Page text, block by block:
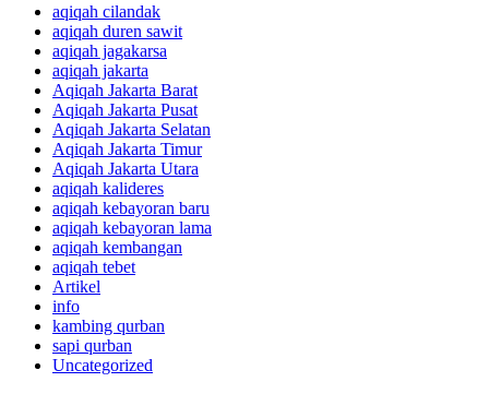
aqiqah cilandak
aqiqah duren sawit
aqiqah jagakarsa
aqiqah jakarta
Aqiqah Jakarta Barat
Aqiqah Jakarta Pusat
Aqiqah Jakarta Selatan
Aqiqah Jakarta Timur
Aqiqah Jakarta Utara
aqiqah kalideres
aqiqah kebayoran baru
aqiqah kebayoran lama
aqiqah kembangan
aqiqah tebet
Artikel
info
kambing qurban
sapi qurban
Uncategorized